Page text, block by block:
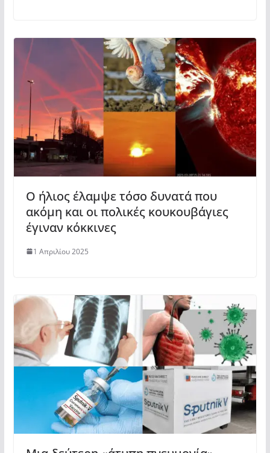
Ο ήλιος έλαμψε τόσο δυνατά που
ακόμη και οι πολικές κουκουβάγιες
έγιναν κόκκινες
1 Απριλίου 2025